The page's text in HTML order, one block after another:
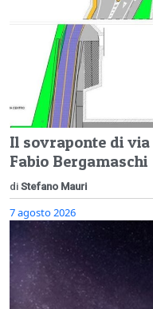
Il sovraponte di
Fabio Bergamaschi
di Stefano Mauri
7 agosto 2026